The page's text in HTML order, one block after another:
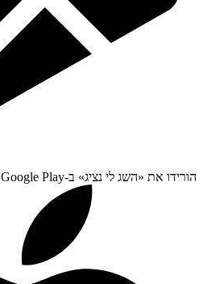
הורידו את «השג לי נציג» ב-Google Play